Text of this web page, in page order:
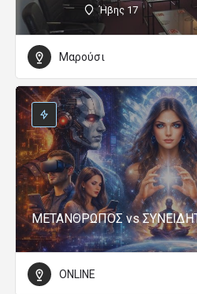
Ήβης 17
Μαρούσι
ΜΕΤΑΝΘΡΩΠΟΣ vs
ONLINE